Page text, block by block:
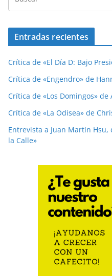
Entradas recientes
Crítica de «El Día D: Bajo
Crítica de «Engendro» de
Crítica de «Los Domingos»
Crítica de «La Odisea» de
Entrevista a Juan Martín
la Calle»